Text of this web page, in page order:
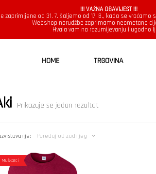
!!! VAŽNA OBAVIJEST !!!
zaprimljene od 31. 7. šaljemo od 17. 8., kada se
Webshop narudžbe zaprimamo neometano
Hvala vam na razumijevanju i ugodno
HOME TRGOVINA
Prikazuje se jedan rezultat
Poredaj od zadnjeg
Muškarci